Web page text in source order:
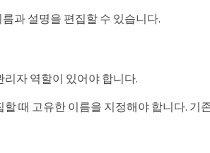
과 설명을 편집할 수 있습니다.
자 역할이 있어야 합니다.
때 고유한 이름을 지정해야 합니다. 기